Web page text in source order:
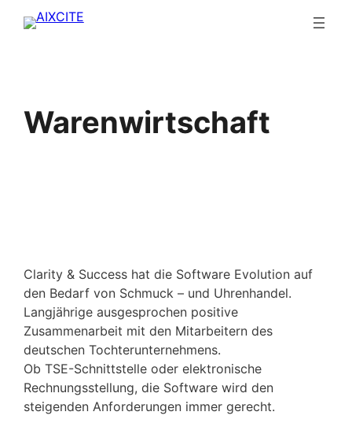
Warenwirtschaft
Clarity & Success hat die Software Evolution auf
den Bedarf von Schmuck – und Uhrenhandel.
Langjährige ausgesprochen positive
Zusammenarbeit mit den Mitarbeitern des
deutschen Tochterunternehmens.
Ob TSE-Schnittstelle oder elektronische
Rechnungsstellung, die Software wird den
steigenden Anforderungen immer gerecht.